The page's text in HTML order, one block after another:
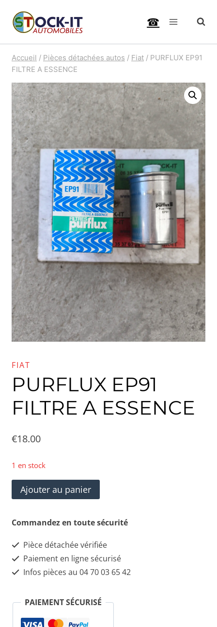
☎
Accueil / Pièces détachées autos / Fiat / PURFLUX EP91
FILTRE A ESSENCE
FIAT
PURFLUX EP91
FILTRE A ESSENCE
€18.00
1 en stock
quantité
de
PURFLUX
FILTRE
A
Ajouter au panier
Commandez en toute sécurité
Pièce détachée vérifiée
Paiement en ligne sécurisé
Infos pièces au 04 70 03 65 42
PAIEMENT SÉCURISÉ